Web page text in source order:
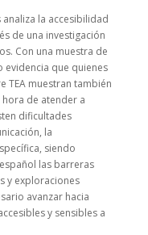
la accesibilidad
de una investigación
Con una muestra de
que quienes
TEA muestran también
de atender a
dificultades
la
siendo
las barreras
y exploraciones
avanzar hacia
y sensibles a